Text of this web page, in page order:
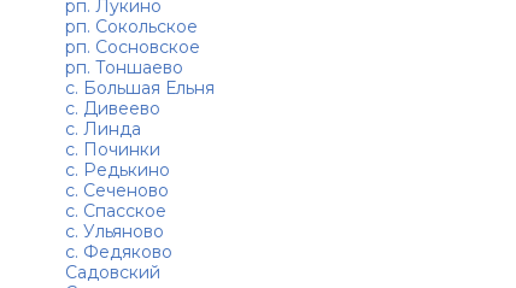
рп. Лукино
рп. Сокольское
рп. Сосновское
рп. Тоншаево
с. Большая Ельня
с. Дивеево
с. Линда
с. Починки
с. Редькино
с. Сеченово
с. Спасское
с. Ульяново
с. Федяково
Садовский